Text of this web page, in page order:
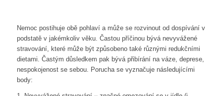
Nemoc postihuje obě pohlaví a může se rozvinout od dospívání v
podstatě v jakémkoliv věku. Častou příčinou bývá nevyvážené
stravování, které může být způsobeno také různými redukčními
dietami. Častým důsledkem pak bývá přibírání na váze, deprese,
nespokojenost se sebou. Porucha se vyznačuje následujícími
body: